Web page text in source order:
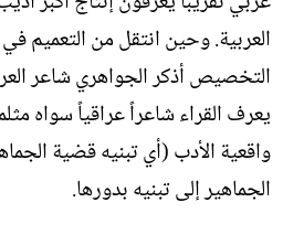
العربية. وحين انتقل من التعميم في
التخصيص أذكر الجواهري شاعر
يعرف القراء شاعراً عراقياً سواه
واقعية الأدب (أي تبنيه قضية
الجماهير إلى تبنيه بدورها.‏